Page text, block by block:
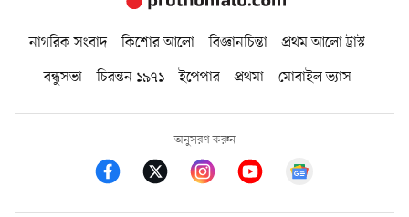
নাগরিক সংবাদ কিশোর আলো বিজ্ঞানচিন্তা
প্রথম আলো ট্রাস্ট
বন্ধুসভা
চিরন্তন ১৯৭১ ইপেপার প্রথমা মোবাইল ভ্যাস
অনুসরণ করুন